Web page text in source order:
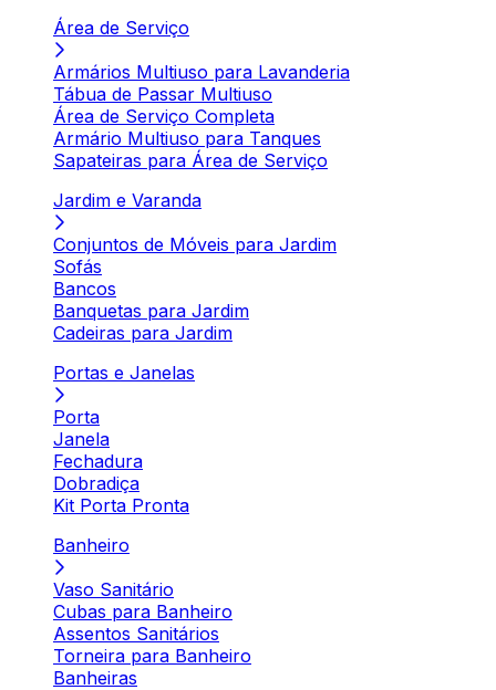
Área de Serviço
Armários Multiuso para Lavanderia
Tábua de Passar Multiuso
Área de Serviço Completa
Armário Multiuso para Tanques
Sapateiras para Área de Serviço
Jardim e Varanda
Conjuntos de Móveis para Jardim
Sofás
Bancos
Banquetas para Jardim
Cadeiras para Jardim
Portas e Janelas
Porta
Janela
Fechadura
Dobradiça
Kit Porta Pronta
Banheiro
Vaso Sanitário
Cubas para Banheiro
Assentos Sanitários
Torneira para Banheiro
Banheiras